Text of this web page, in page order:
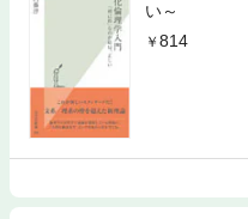
い～
814